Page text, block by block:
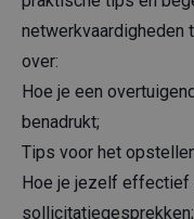
netwerkvaardigheden
over:
Hoe je een
benadrukt;
Tips voor het
Hoe je jezelf effectief
sollicitatiegesprekken;